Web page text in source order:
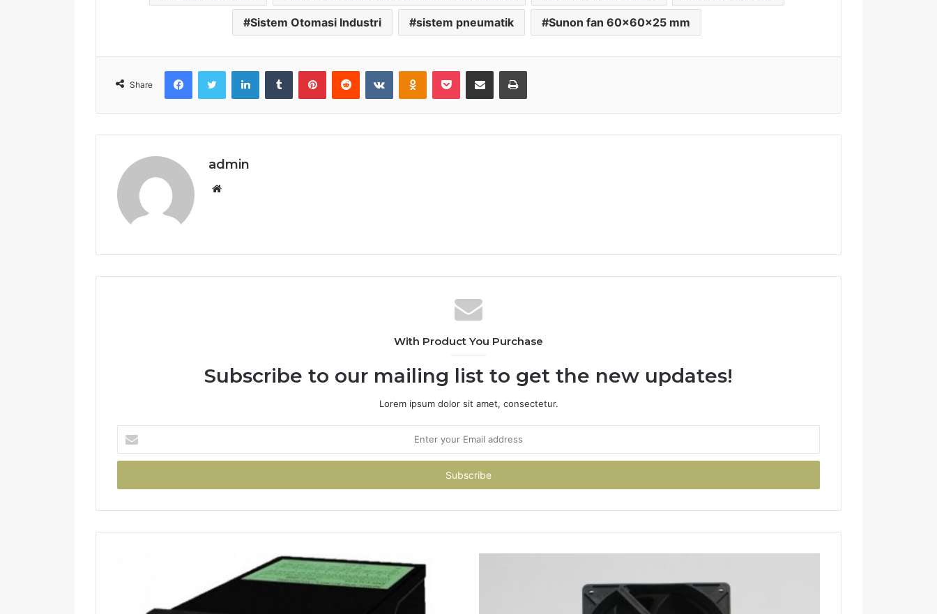
Sistem Otomasi Industri sistem pneumatik Sunon fan 60x60x25 mm
Share
FacebookTwitter LinkedInTumblr PinterestReddit VKontakteOdnoklassniki
Pocket Share via Email Print
admin
Website
With Product You Purchase
Subscribe to our mailing list to get the new updates!
Lorem ipsum dolor sit amet, consectetur.
your
Email